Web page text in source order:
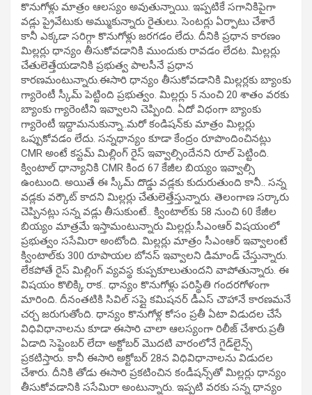
కొనుగోళ్లు మాత్రం ఆలస్యం అవుతున్నాయి. ఇప్పటికే సగానికిపైగా
వడ్లు ప్రైవేటుకు అమ్ముకున్నారు రైతులు. సెంట‌ర్లు ఏర్పాటు చేశారే
కానీ ఎక్కడా స‌రిగ్గా కొనుగోళ్లు జ‌ర‌గ‌డం లేదు. దీనికి ప్రధాన కార‌ణం
మిల్లర్లు ధాన్యం తీసుకోవ‌డానికి ముందుకు రావ‌డం లేదట. మిల్లర్లు
చేతులెత్తేయ‌డానికి ప్రభుత్వ పాల‌సీనే ప్రధాన
కారణమంటున్నారు.ఈసారి ధాన్యం తీసుకోవ‌డానికి మిల్లర్లకు బ్యాంకు
గ్యారెంటీ స్కీమ్‌ పెట్టింది ప్రభుత్వం. మిల్లర్లు 5 నుంచి 20 శాతం వ‌ర‌కు
బ్యాంకు గ్యారెంటీని ఇవ్వాల‌ని చెప్పింది. ఏదో విధంగా బ్యాంకు
గ్యారెంటీ ఇద్దామ‌నుకున్నా..మ‌రో కండిష‌న్‌కు మాత్రం మిల్లర్లు
ఒప్పుకోవడం లేదు. స‌న్నధాన్యం కూడా కేంద్రం రూపొందించినట్లు
CMR అంటే క‌స్టమ్ మిల్లింగ్ రైస్ ఇవ్వాల్సిందేన‌ని రూల్ పెట్టింది.
క్వింటాల్ ధాన్యానికి CMR కింద 67 కేజీల బియ్యం ఇవ్వాల్సి
ఉంటుంది. అయితే ఈ స్కీమ్ దొడ్డు వ‌డ్లకు కుదురుతుంది కానీ.. స‌న్న
వడ్లకు వర్కౌట్ కాద‌ని మిల్లర్లు చేతులెత్తేస్తున్నారు. తెలంగాణ స‌ర్కారు
చెప్పిన‌ట్లు స‌న్న వ‌డ్లు తీసుకుంటే.. క్వింటాల్‌కు 58 నుంచి 60 కేజీల
బియ్యం మాత్రమే ఇస్తామంటున్నారు మిల్లర్లు.సీఎంఆర్ విష‌యంలో
ప్రభుత్వం స‌సేమిరా అంటోంది. మిల్లర్లు మాత్రం సీఎంఆర్ ఇవ్వాలంటే
క్వింటాల్‌కు 300 రూపాయ‌ల బోన‌స్ ఇవ్వాల‌ని డిమాండ్ చేస్తున్నారు.
లేక‌పోతే రైస్ మిల్లింగ్ వ్యవ‌స్థ కుప్పకూలుతుంద‌ని వాపోతున్నారు. ఈ
విష‌యం కొలిక్కి రాక‌.. ధాన్యం కొనుగోళ్లు ప‌రిస్థితి గందరగోళంగా
మారింది. దీనంతటికి సివిల్ స‌ప్లై క‌మిష‌న‌ర్ డీఎస్ చౌహానే కార‌ణ‌మ‌నే
చ‌ర్చ జ‌రుగుతోంది. ధాన్యం కొనుగోళ్ల కోసం ప్రతీ ఏటా విడుద‌ల చేసే
విధివిధానాలను కూడా ఈసారి చాలా ఆల‌స్యంగా రిలీజ్‌ చేశారు.ప్రతీ
ఏడాది సెప్టెంబ‌ర్ లేదా అక్టోబ‌ర్ మొద‌టి వారంలోనే గైడ్‌లైన్స్‌
ప్రకటిస్తారు. కానీ ఈసారి అక్టోబ‌ర్ 28న విధివిధానాల‌ను విడుద‌ల
చేశారు. దీనికి తోడు ఈసారి ప్రక‌టించిన కండీష‌న్స్‌తో మిల్లర్లు ధాన్యం
తీసుకోవ‌డానికి స‌సేమిరా అంటున్నారు. ఇప్పటి వ‌ర‌కు స‌న్న ధాన్యం